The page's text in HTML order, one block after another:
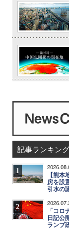
記事ランキング
1
【熊
房を設
引水の
2
「コ
日記公
ランプ